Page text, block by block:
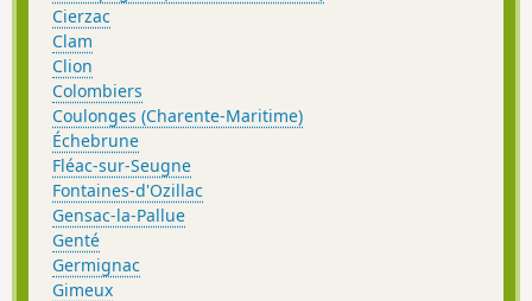
Cierzac
Clam
Clion
Colombiers
Coulonges (Charente-Maritime)
Échebrune
Fléac-sur-Seugne
Fontaines-d'Ozillac
Gensac-la-Pallue
Genté
Germignac
Gimeux